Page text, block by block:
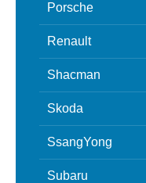
Porsche
Renault
Shacman
Skoda
SsangYong
Subaru